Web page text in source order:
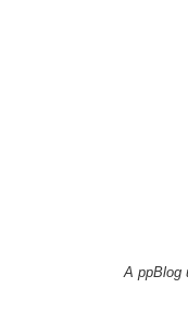
A ppBlog